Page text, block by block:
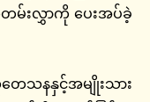
မ်းလွှာကို ပေးအပ်ခဲ့
နှင့်အမျိုးသား